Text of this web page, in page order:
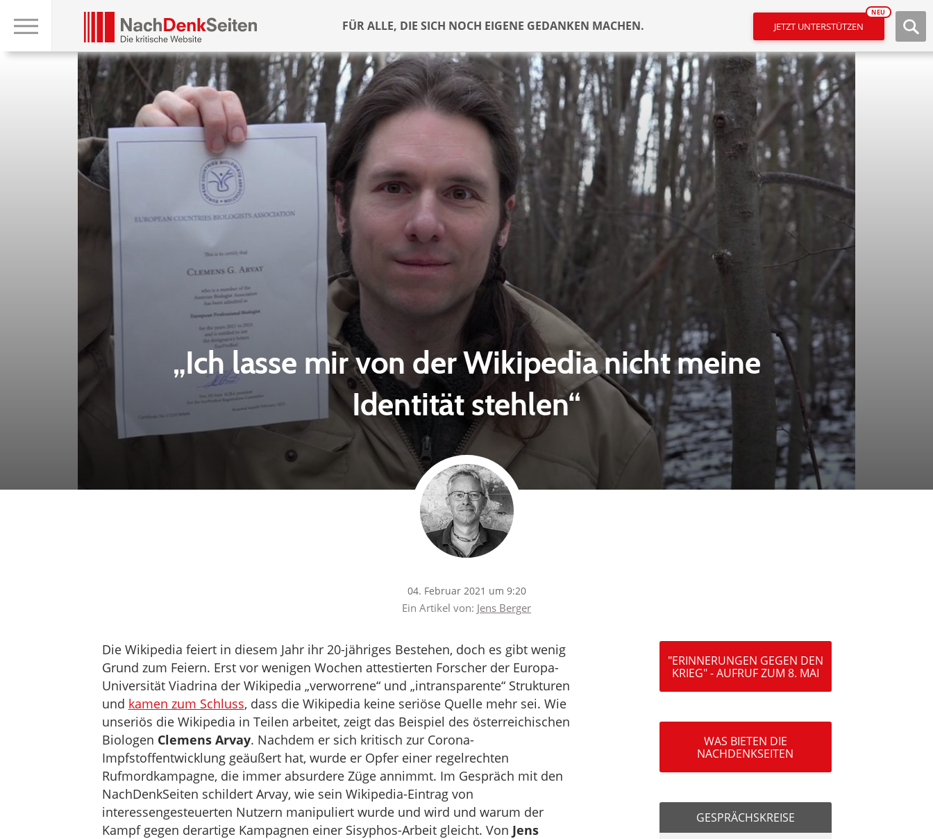
FÜR ALLE, DIE SICH NOCH EIGENE GEDANKEN MACHEN. JETZT UNTERSTÜTZEN
NEU
„Ich lasse mir von der Wikipedia nicht meine
Identität stehlen“
04. Februar 2021 um 9:20
Ein Artikel von: Jens Berger
Die Wikipedia feiert in diesem Jahr ihr 20-jähriges Bestehen, doch es gibt wenig
Grund zum Feiern. Erst vor wenigen Wochen attestierten Forscher der Europa-
Universität Viadrina der Wikipedia „verworrene“ und „intransparente“ Strukturen
und kamen zum Schluss, dass die Wikipedia keine seriöse Quelle mehr sei. Wie
unseriös die Wikipedia in Teilen arbeitet, zeigt das Beispiel des österreichischen
Biologen Clemens Arvay. Nachdem er sich kritisch zur Corona-
Impfstoffentwicklung geäußert hat, wurde er Opfer einer regelrechten
Rufmordkampagne, die immer absurdere Züge annimmt. Im Gespräch mit den
NachDenkSeiten schildert Arvay, wie sein Wikipedia-Eintrag von
interessengesteuerten Nutzern manipuliert wurde und wird und warum der
Kampf gegen derartige Kampagnen einer Sisyphos-Arbeit gleicht. Von Jens
"ERINNERUNGEN GEGEN DEN
KRIEG" - AUFRUF ZUM 8. MAI
WAS BIETEN DIE
NACHDENKSEITEN
GESPRÄCHSKREISE